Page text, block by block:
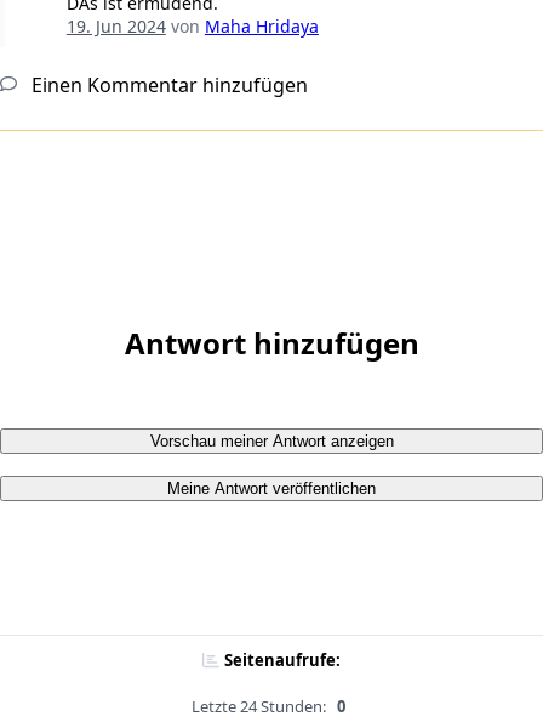
19. Jun 2024von Maha Hridaya
Einen Kommentar hinzufügen
Antwort hinzufügen
Vorschau meiner Antwort anzeigen
Meine Antwort veröffentlichen
Seitenaufrufe:
Letzte 24 Stunden: 0